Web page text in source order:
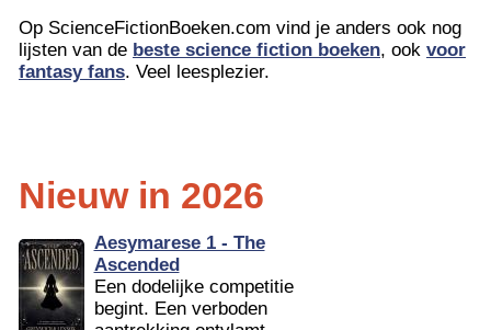
Op ScienceFictionBoeken.com vind je anders ook nog
lijsten van de beste science fiction boeken, ook voor
fantasy fans. Veel leesplezier.
Nieuw in 2026
Aesymarese 1 - The
Ascended
Een dodelijke competitie
begint. Een verboden